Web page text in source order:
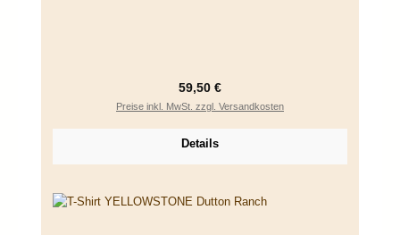
Regulärer Preis:
59,50 €
Preise inkl. MwSt. zzgl. Versandkosten
Details